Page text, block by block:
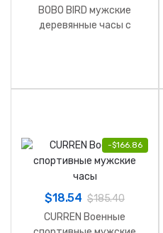
BOBO BIRD мужские
деревянные часы с
-$166.86
$18.54 $185.40
CURREN Военные